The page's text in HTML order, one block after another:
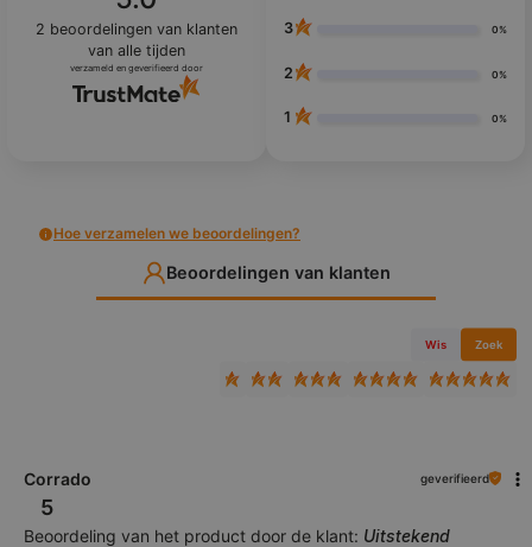
2 beoordelingen van klanten
van alle tijden
verzameld en geverifieerd door
3 0%
2 0%
1 0%
Hoe verzamelen we beoordelingen?
Beoordelingen van klanten
Wis Zoek
Corrado geverifieerd
5
Beoordeling van het product door de klant: Uitstekend